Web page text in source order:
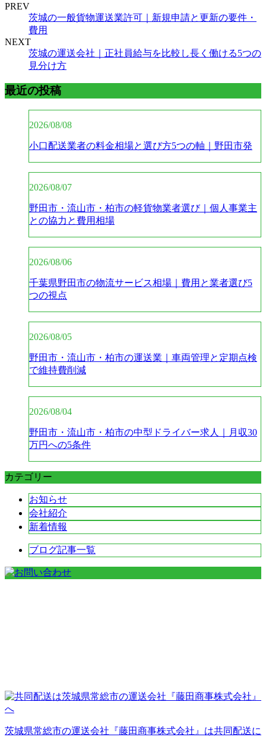
PREV
茨城の一般貨物運送業許可｜新規申請と更新の要件・
費用
NEXT
茨城の運送会社｜正社員給与を比較し長く働ける5つの
見分け方
最近の投稿
2026/08/08
小口配送業者の料金相場と選び方5つの軸｜野田市発
2026/08/07
野田市・流山市・柏市の軽貨物業者選び｜個人事業主
との協力と費用相場
2026/08/06
千葉県野田市の物流サービス相場｜費用と業者選び5
つの視点
2026/08/05
野田市・流山市・柏市の運送業｜車両管理と定期点検
で維持費削減
2026/08/04
野田市・流山市・柏市の中型ドライバー求人｜月収30
万円への5条件
カテゴリー
お知らせ
会社紹介
新着情報
ブログ記事一覧
茨城県常総市の運送会社『藤田商事株式会社』は共同配送に